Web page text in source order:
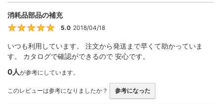
消耗品部品の補充
5
5.0 2018/04/18
いつも利用しています。 注文から発送まで早くて助かっていま
す。 カタログで確認ができるので 安心です。
0人が参考にしています。
このレビューは参考になりましたか？ 参考になった